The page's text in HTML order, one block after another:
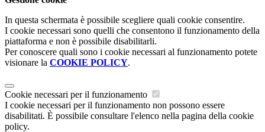
In questa schermata è possibile scegliere quali cookie consentire.
I cookie necessari sono quelli che consentono il funzionamento della
piattaforma e non è possibile disabilitarli.
Per conoscere quali sono i cookie necessari al funzionamento potete
visionare la COOKIE POLICY.
Cookie necessari per il funzionamento
I cookie necessari per il funzionamento non possono essere
disabilitati. È possibile consultare l'elenco nella pagina della cookie
policy.